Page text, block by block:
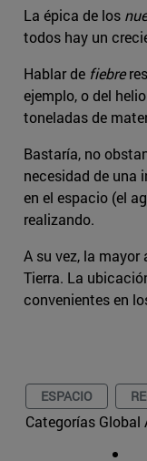
La épica de los
todos hay un
Hablar de fiebre
ejemplo, o del
toneladas de
Bastaría, no
necesidad de una
en el espacio (el
realizando.
A su vez, la
Tierra. La
convenientes en
ESPACIO
Categorías Global